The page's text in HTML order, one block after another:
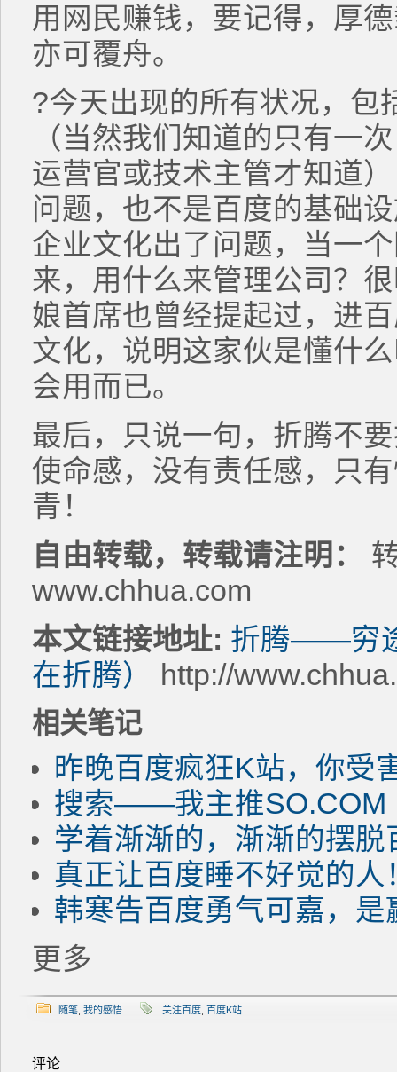
用网民赚钱，要记得，厚
亦可覆舟。
?今天出现的所有状况，包
（当然我们知道的只有一
运营官或技术主管才知道
问题，也不是百度的基础
企业文化出了问题，当一
来，用什么来管理公司？
娘首席也曾经提起过，进
文化，说明这家伙是懂什
会用而已。
最后，只说一句，折腾不
使命感，没有责任感，只
青！
自由转载，转载请注明：
www.chhua.com
本文链接地址: 折腾——穷
在折腾）
http://
相关笔记
昨晚百度疯狂K站，你受
搜索——我主推SO.COM
学着渐渐的，渐渐的摆
真正让百度睡不好觉的人
韩寒告百度勇气可嘉，是
更多
随笔 我的感悟 关注百度 百度K站
评论